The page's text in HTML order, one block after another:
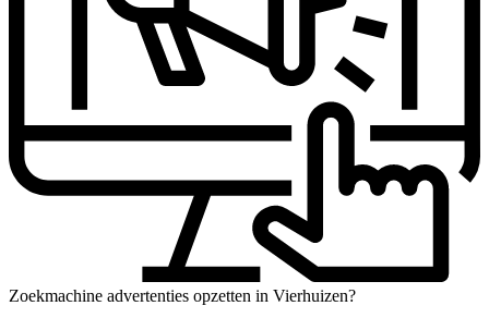
Zoekmachine advertenties opzetten in Vierhuizen?